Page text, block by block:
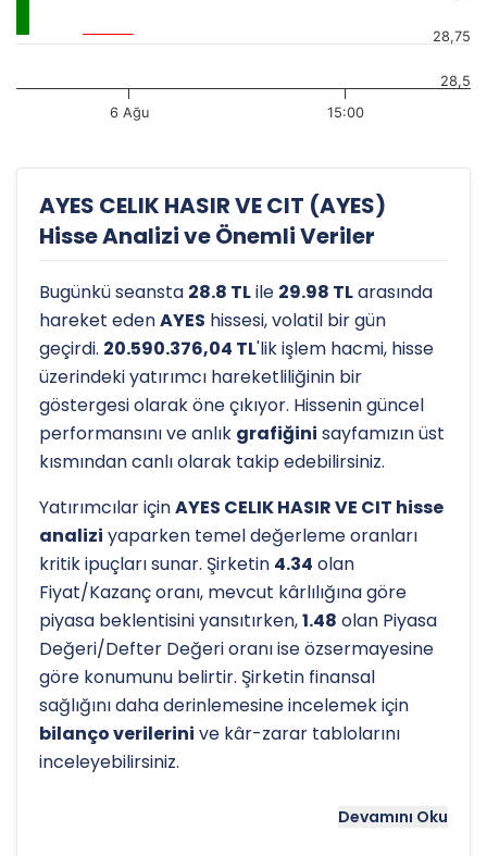
6 Ağu 15:00
28,5
28,75
AYES CELIK HASIR VE CIT (AYES)
Hisse Analizi ve Önemli Veriler
Bugünkü seansta 28.8 TLile 29.98 TLarasında
hareket edenAYES hissesi, volatil bir gün
geçirdi. 20.590.376,04 TL'lik işlem hacmi, hisse
üzerindeki yatırımcı hareketliliğinin bir
göstergesi olarak öne çıkıyor. Hissenin güncel
performansını ve anlık grafiğini sayfamızın üst
kısmından canlı olarak takip edebilirsiniz.
Yatırımcılar içinAYES CELIK HASIR VE CIT hisse
analizi yaparken temel değerleme oranları
kritik ipuçları sunar. Şirketin 4.34 olan
Fiyat/Kazanç oranı, mevcut kârlılığına göre
piyasa beklentisini yansıtırken,1.48 olan Piyasa
Değeri/Defter Değeri oranı ise özsermayesine
göre konumunu belirtir. Şirketin finansal
sağlığını daha derinlemesine incelemek için
bilanço verilerini ve kâr-zarar tablolarını
inceleyebilirsiniz.
Hissenin uzun vadeli trendini ve potansiyelDevamını Oku